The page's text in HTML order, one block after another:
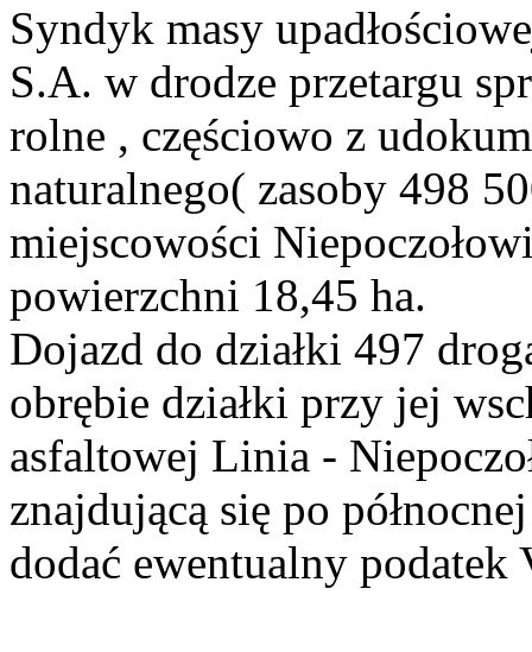
Syndyk masy
S.A. w drodze przetargu
rolne , częściowo z
naturalnego( zasoby 498
miejscowości
powierzchni 18,45 ha.
Dojazd do działki 497
obrębie działki przy jej
asfaltowej Linia -
znajdującą się po
dodać ewentualny podatek